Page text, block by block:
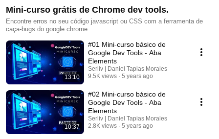
Mini-curso grátis de Chrome dev tools.
Encontre erros no seu código javascript ou CSS com a ferramenta de
caça-bugs do google chrome
13:10
#01 Mini-curso básico de
Google Dev Tools - Aba
Elements
Serliv | Daniel Tapias Morales
9.5K views
5 years ago
10:37
#02 Mini-curso básico de
Google Dev Tools - Aba
Elements
Serliv | Daniel Tapias Morales
2.8K views
5 years ago